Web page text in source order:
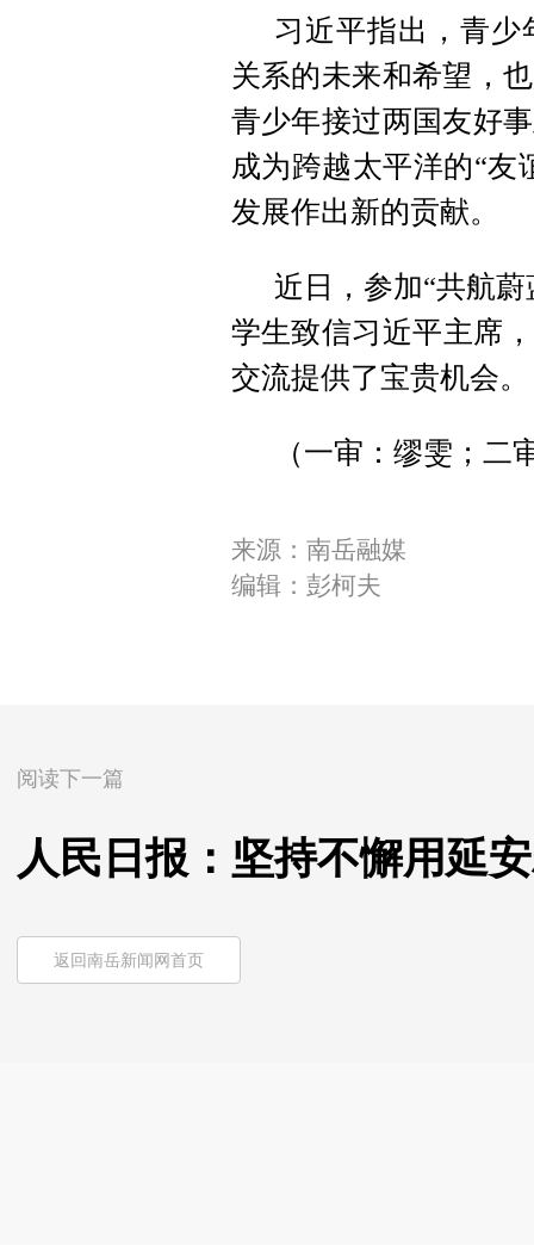
习近平指出，青
关系的未来和希望，
青少年接过两国友好
成为跨越太平洋的“友
发展作出新的贡献。
近日，参加“共航
学生致信习近平主席
交流提供了宝贵机会。
（一审：缪雯；二
来源：南岳融媒
编辑：彭柯夫
阅读下一篇
人民日报：坚持不懈用延
返回南岳新闻网首页